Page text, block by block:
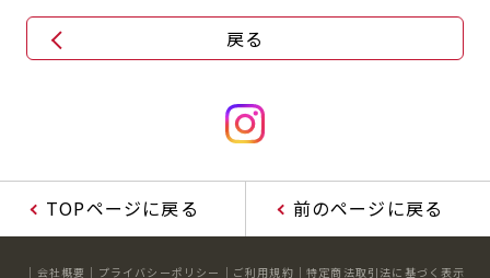
戻る
TOPページに戻る 前のページに戻る
会社概要 プライバシーポリシー ご利用規約 特定商法取引法に基づく表示